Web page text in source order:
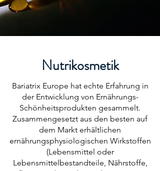
Nutrikosmetik
Bariatrix Europe hat echte Erfahrung in
der Entwicklung von Ernährungs-
Schönheitsprodukten gesammelt.
Zusammengesetzt aus den besten auf
dem Markt erhältlichen
ernährungsphysiologischen Wirkstoffen
(Lebensmittel oder
Lebensmittelbestandteile, Nährstoffe,